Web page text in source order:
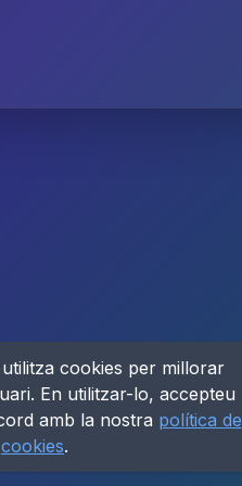
cookies per millorar
En utilitzar-lo, accepteu
amb la nostra política de
cookies.